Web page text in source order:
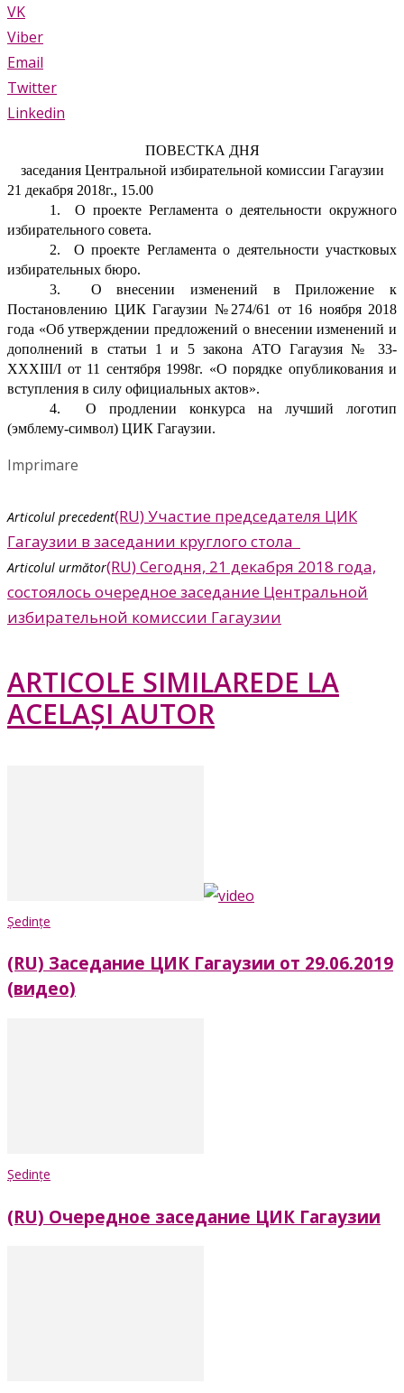
VK
Viber
Email
Twitter
Linkedin
ПОВЕСТКА ДНЯ
заседания Центральной избирательной комиссии Гагаузии
21 декабря 2018г., 15.00
1.
О проекте Регламента о деятельности окружного
избирательного совета.
2.
О проекте Регламента о деятельности участковых
избирательных бюро.
3.
О внесении изменений в Приложение к
Постановлению ЦИК Гагаузии №274/61 от 16 ноября 2018
года «Об утверждении предложений о внесении изменений и
дополнений в статьи 1 и 5 закона АТО Гагаузия № 33-
XXXIII/I от 11 сентября 1998г. «О порядке опубликования и
вступления в силу официальных актов».
4.
О продлении конкурса на лучший логотип
(эмблему-символ) ЦИК Гагаузии.
Imprimare
Articolul precedent(RU) Участие председателя ЦИК
Гагаузии в заседании круглого стола
Articolul următor(RU) Сегодня, 21 декабря 2018 года,
состоялось очередное заседание Центральной
избирательной комиссии Гагаузии
ARTICOLE SIMILAREDE LA
ACELAȘI AUTOR
Ședințe
(RU) Заседание ЦИК Гагаузии от 29.06.2019
(видео)
Ședințe
(RU) Очередное заседание ЦИК Гагаузии